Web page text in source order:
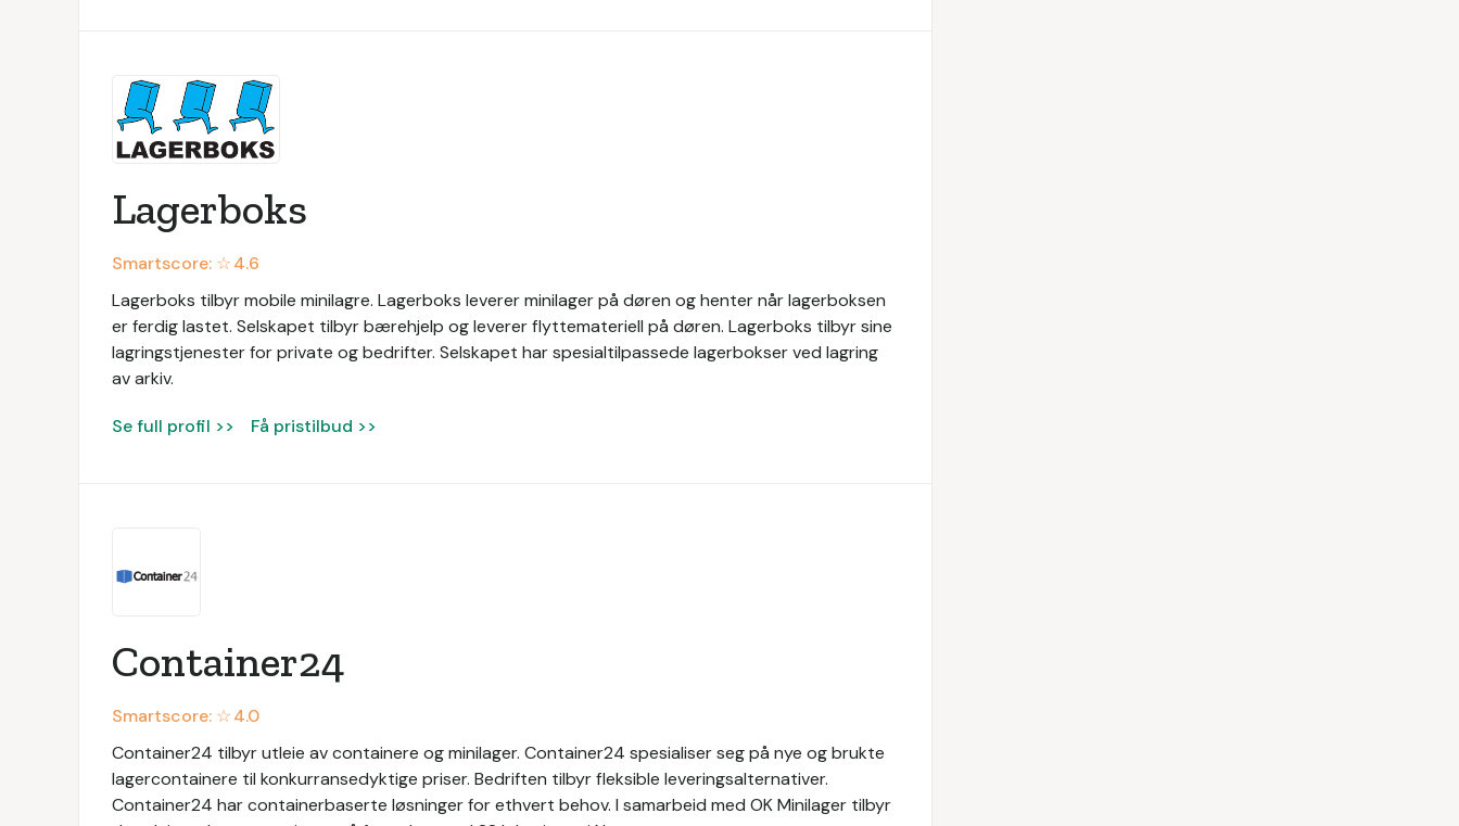
Lagerboks
Smartscore: ☆4.6
Lagerboks tilbyr mobile minilagre. Lagerboks leverer minilager på døren og henter når lagerboksen
er ferdig lastet. Selskapet tilbyr bærehjelp og leverer flyttemateriell på døren. Lagerboks tilbyr sine
lagringstjenester for private og bedrifter. Selskapet har spesialtilpassede lagerbokser ved lagring
av arkiv.
Se full profil >> Få pristilbud >>
Container24
Smartscore: ☆4.0
Container24 tilbyr utleie av containere og minilager. Container24 spesialiser seg på nye og brukte
lagercontainere til konkurransedyktige priser. Bedriften tilbyr fleksible leveringsalternativer.
Container24 har containerbaserte løsninger for ethvert behov. I samarbeid med OK Minilager tilbyr